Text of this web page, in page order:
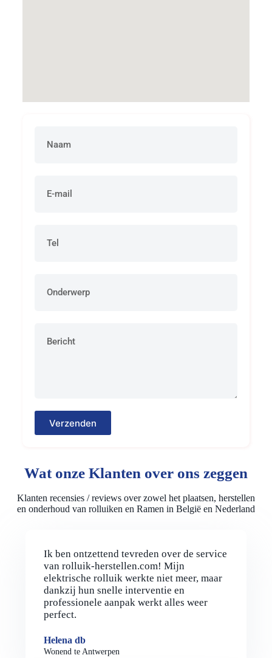
Verzenden
Wat onze Klanten over ons zeggen
Klanten recensies / reviews over zowel het plaatsen, herstellen
en onderhoud van rolluiken en Ramen in België en Nederland
Ik ben ontzettend tevreden over de service
van rolluik-herstellen.com! Mijn
elektrische rolluik werkte niet meer, maar
dankzij hun snelle interventie en
professionele aanpak werkt alles weer
perfect.
Helena db
Wonend te Antwerpen